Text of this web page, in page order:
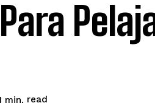
min. read